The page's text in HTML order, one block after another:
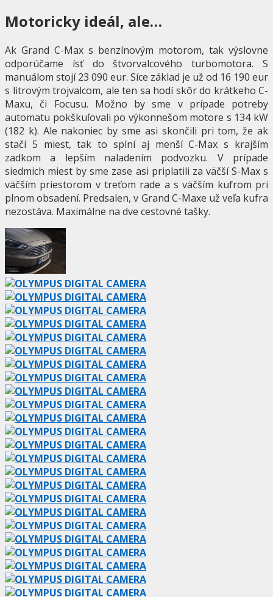
Motoricky ideál, ale…
Ak Grand C-Max s benzínovým motorom, tak výslovne
odporúčame ísť do štvorvalcového turbomotora. S
manuálom stojí 23 090 eur. Síce základ je už od 16 190 eur
s litrovým trojvalcom, ale ten sa hodí skôr do krátkeho C-
Maxu, či Focusu. Možno by sme v prípade potreby
automatu pokškuľovali po výkonnešom motore s 134 kW
(182 k). Ale nakoniec by sme asi skončili pri tom, že ak
stačí 5 miest, tak to splní aj menší C-Max s krajším
zadkom a lepším naladením podvozku. V prípade
siedmich miest by sme zase asi priplatili za väčší S-Max s
väčším priestorom v treťom rade a s väčším kufrom pri
plnom obsadení. Predsalen, v Grand C-Maxe už veľa kufra
nezostáva. Maximálne na dve cestovné tašky.